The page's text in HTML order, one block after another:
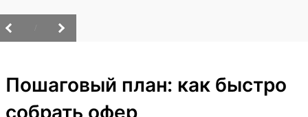
Пошаговый план: как быстро
собрать офер